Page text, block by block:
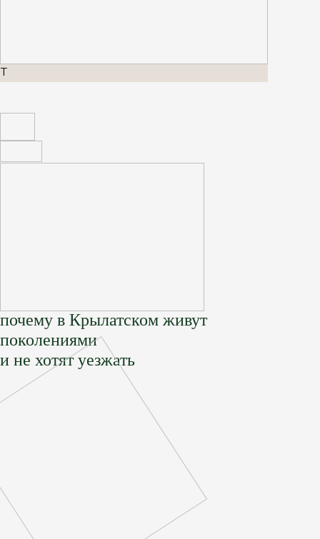
почему в Крылатском живут
поколениями
и не хотят уезжать